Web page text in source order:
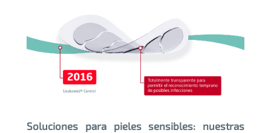
Soluciones para pieles sensibles: nuestras